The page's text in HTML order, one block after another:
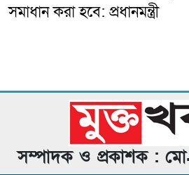
সমাধান করা হবে: প্রধানমন্ত্রী
সম্পাদক ও প্রকাশক :